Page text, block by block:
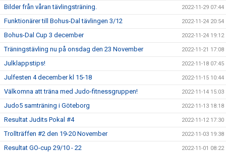
Bilder från våran tävlingsträning. 2022-11-29 07:44
Funktionärer till Bohus-Dal tävlingen 3/12 2022-11-24 20:54
Bohus-Dal Cup 3 december 2022-11-24 19:12
Träningstävling nu på onsdag den 23 November 2022-11-21 17:08
Julklappstips! 2022-11-18 07:45
Julfesten 4 december kl 15-18 2022-11-15 10:44
Välkomna att träna med Judo-fitnessgruppen! 2022-11-14 15:03
Judo5 samträning i Göteborg 2022-11-13 18:18
Resultat Judits Pokal #4 2022-11-12 17:30
Trollträffen #2 den 19-20 November 2022-11-03 19:38
Resultat GO-cup 29/10 - 22 2022-11-01 08:22